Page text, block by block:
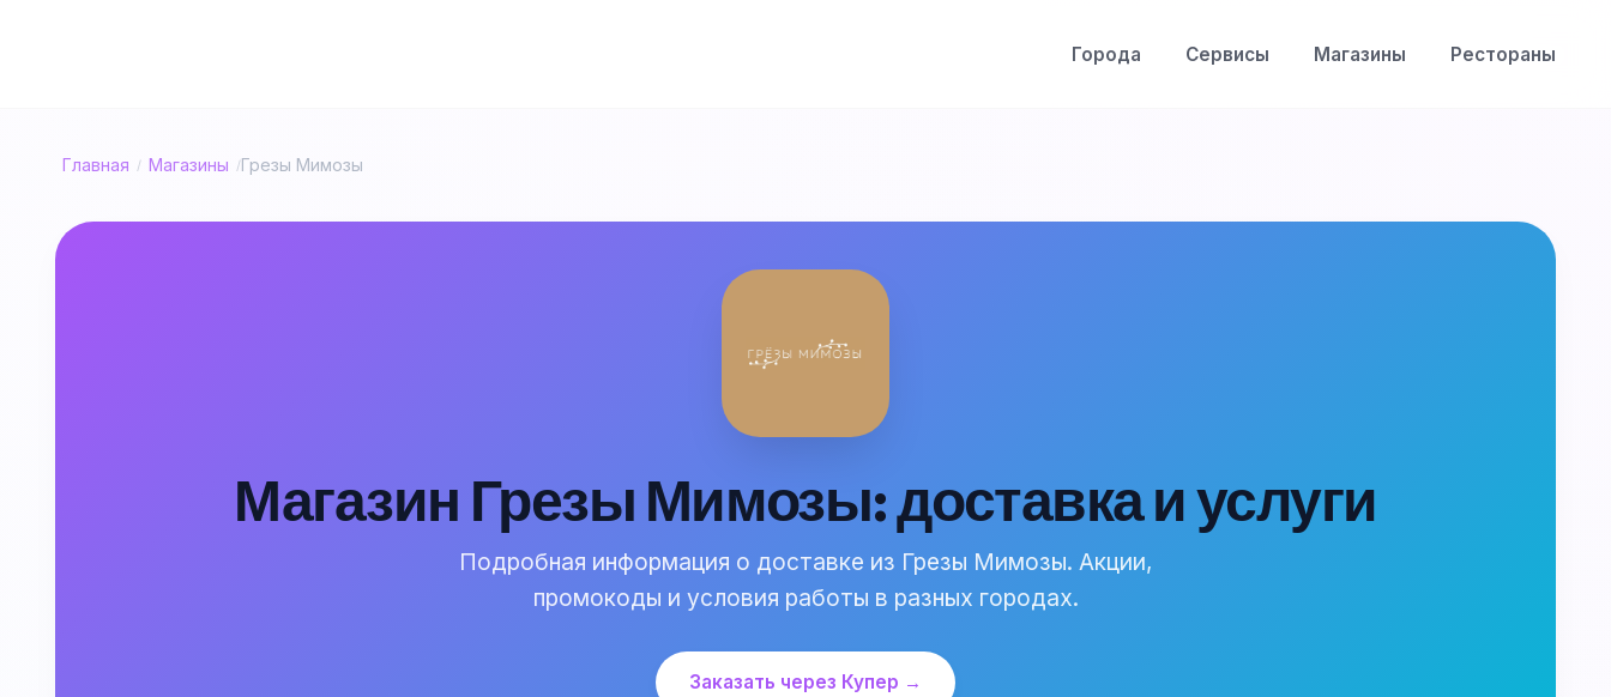
Города Сервисы Магазины Рестораны
Главная / Магазины /Грезы Мимозы
Магазин Грезы Мимозы: доставка и услуги
Подробная информация о доставке из Грезы Мимозы. Акции,
промокоды и условия работы в разных городах.
Заказать через Купер →